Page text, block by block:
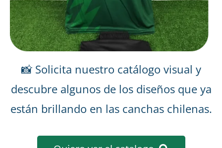
📸 Solicita nuestro catálogo visual y
descubre algunos de los diseños que ya
están brillando en las canchas chilenas.